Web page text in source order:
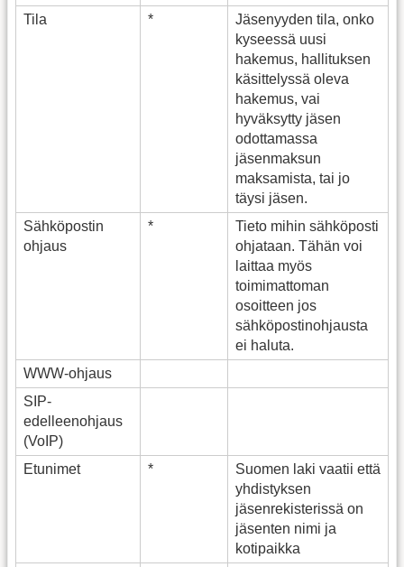
Tila
*
Jäsenyyden tila, onko
kyseessä uusi
hakemus, hallituksen
käsittelyssä oleva
hakemus, vai
hyväksytty jäsen
odottamassa
jäsenmaksun
maksamista, tai jo
täysi jäsen.
Sähköpostin
ohjaus
*
Tieto mihin sähköposti
ohjataan. Tähän voi
laittaa myös
toimimattoman
osoitteen jos
sähköpostinohjausta
ei haluta.
WWW-ohjaus
SIP-
edelleenohjaus
(VoIP)
Etunimet
*
Suomen laki vaatii että
yhdistyksen
jäsenrekisterissä on
jäsenten nimi ja
kotipaikka